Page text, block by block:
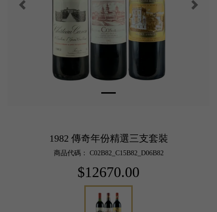
1982 傳奇年份精選三支套裝
商品代碼： C02B82_C15B82_D06B82
$12670.00